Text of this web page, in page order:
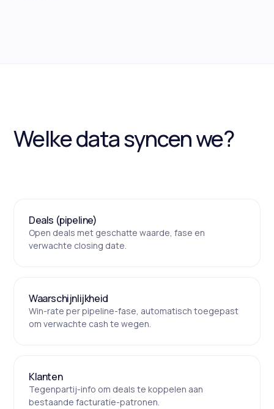
Welke data syncen we?
Deals (pipeline)
Open deals met geschatte waarde, fase en
verwachte closing date.
Waarschijnlijkheid
Win-rate per pipeline-fase, automatisch toegepast
om verwachte cash te wegen.
Klanten
Tegenpartij-info om deals te koppelen aan
bestaande facturatie-patronen.